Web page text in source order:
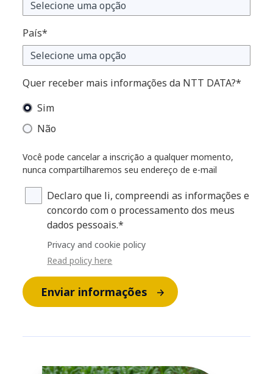
País*
Quer receber mais informações da NTT DATA?*
Sim
Não
Você pode cancelar a inscrição a qualquer momento,
nunca compartilharemos seu endereço de e-mail
Declaro que li, compreendi as informações e
concordo com o processamento dos meus
dados pessoais.*
Privacy and cookie policy
Read policy here
Enviar informações